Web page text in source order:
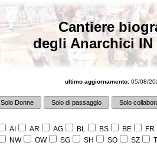
Cantiere
degli Anarchici IN
ultimo aggiornamento: 05/08/
Solo Donne Solo di passaggio Solo
AI AR AG BL BS BE
FR
NW
OW SG SH SO SZ